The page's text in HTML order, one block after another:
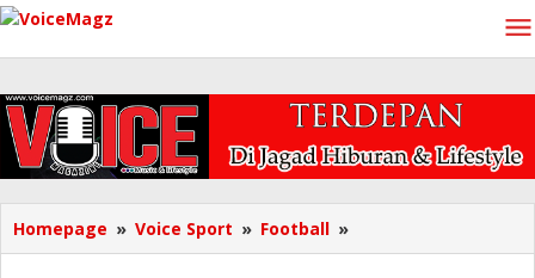
Lewati
konten
Homepage » Voice Sport » Football »
Yakobi